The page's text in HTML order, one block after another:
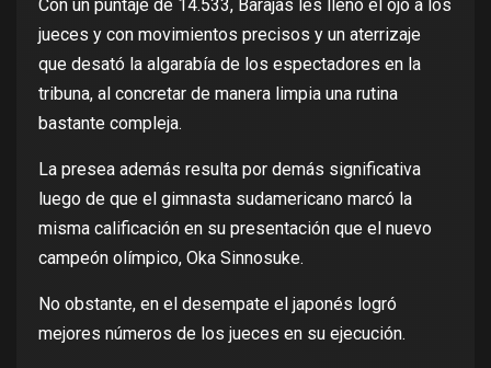
Con un puntaje de 14.533, Barajas les llenó el ojo a los
jueces y con movimientos precisos y un aterrizaje
que desató la algarabía de los espectadores en la
tribuna, al concretar de manera limpia una rutina
bastante compleja.
La presea además resulta por demás significativa
luego de que el gimnasta sudamericano marcó la
misma calificación en su presentación que el nuevo
campeón olímpico, Oka Sinnosuke.
No obstante, en el desempate el japonés logró
mejores números de los jueces en su ejecución.